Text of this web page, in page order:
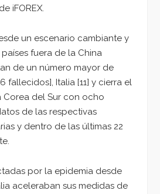
iFOREX.
un escenario cambiante y
fuera de la China
de un número mayor de
fallecidos], Italia [11] y cierra el
del Sur con ocho
de las respectivas
y dentro de las últimas 22
por la epidemia desde
aceleraban sus medidas de